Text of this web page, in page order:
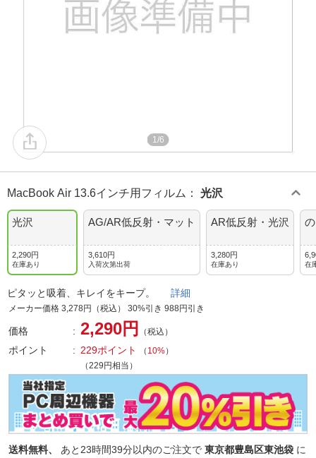
1/6
MacBook Air 13.6インチ用フィルム ： 光沢
光沢
2,290円
在庫あり
AG/AR低反射・マット
3,610円
入荷次第出荷
AR低反射・光沢
3,280円
在庫あり 在
ピタッと吸着、キレイをキープ。 詳細
メーカー価格 3,278円（税込） 30%引き 988円引き
価格 2,290円 （税込）
ポイント 229ポイント （ 10%）
（229円相当）
送料無料、 あと 23時間39分以内のご注文で 東京都豊島区東池袋 に